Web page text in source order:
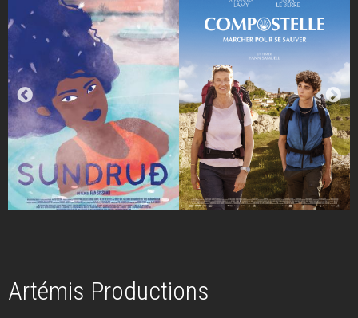
Artémis Productions